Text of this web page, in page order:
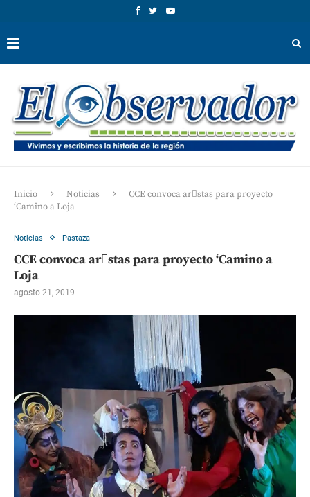
Inicio Noticias
CCE convoca arstas para proyecto
‘Camino a Loja
Noticias Pastaza
CCE convoca arstas para proyecto ‘Camino a
Loja
agosto 21, 2019